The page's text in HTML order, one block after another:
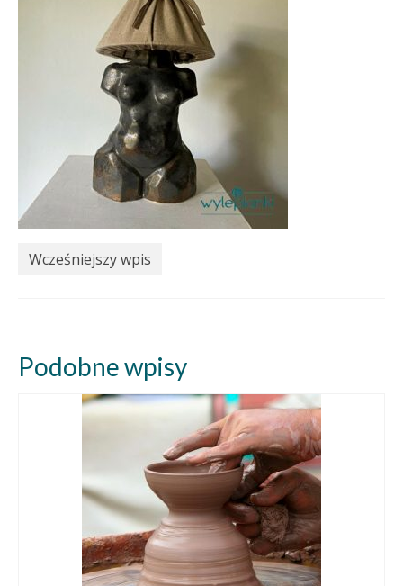
Wcześniejszy wpis
Podobne wpisy